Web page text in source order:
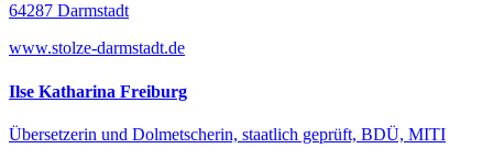
64287 Darmstadt
www.stolze-darmstadt.de
Ilse Katharina Freiburg
Übersetzerin und Dolmetscherin, staatlich geprüft, BDÜ, MITI